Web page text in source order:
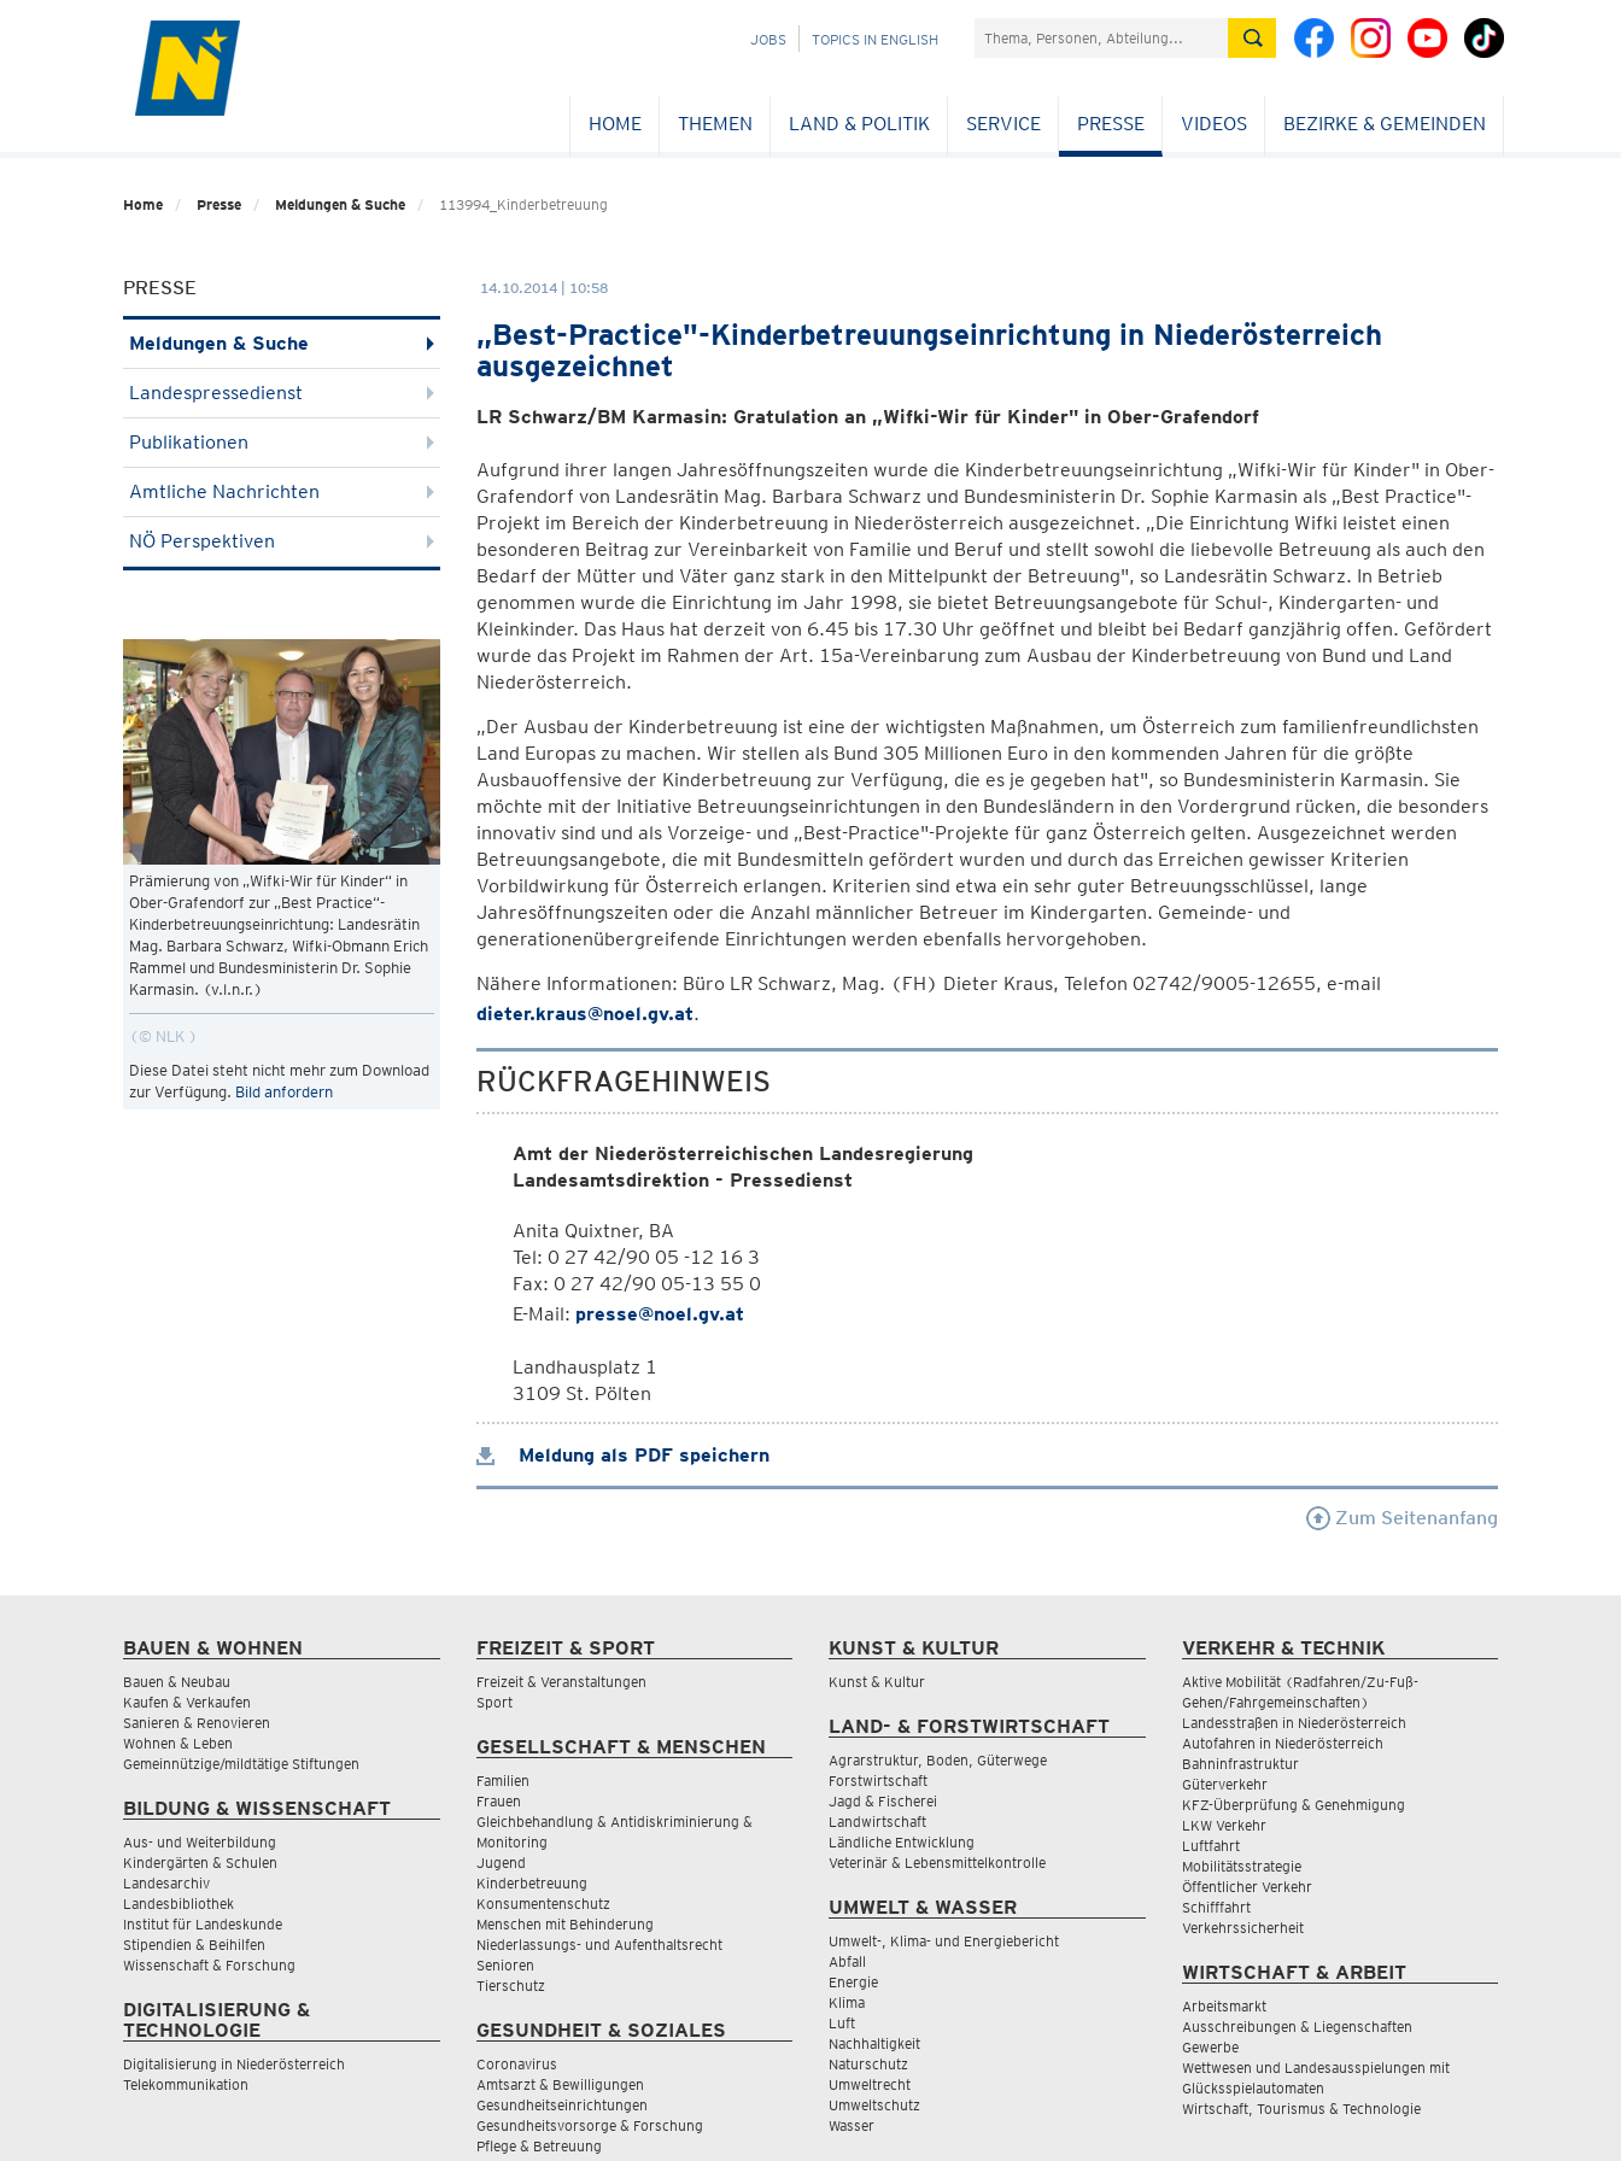
NAVIGATION
JOBS TOPICS IN ENGLISH Suchefeld
HOME THEMEN LAND & POLITIK SERVICE PRESSE VIDEOS BEZIRKE & GEMEINDEN
Home Presse Meldungen & Suche 113994_Kinderbetreuung
PRESSE
Meldungen & Suche
Landespressedienst
Publikationen
Amtliche Nachrichten
NÖ Perspektiven
Prämierung von „Wifki-Wir für Kinder“ in
Ober-Grafendorf zur „Best Practice“-
Kinderbetreuungseinrichtung: Landesrätin
Mag. Barbara Schwarz, Wifki-Obmann Erich
Rammel und Bundesministerin Dr. Sophie
Karmasin. (v.l.n.r.)
© NLK
Diese Datei steht nicht mehr zum Download
zur Verfügung. Bild anfordern
14.10.2014 | 10:58
„Best-Practice"-Kinderbetreuungseinrichtung in Niederösterreich
ausgezeichnet
LR Schwarz/BM Karmasin: Gratulation an „Wifki-Wir für Kinder" in Ober-Grafendorf
Aufgrund ihrer langen Jahresöffnungszeiten wurde die Kinderbetreuungseinrichtung „Wifki-Wir für Kinder" in Ober-
Grafendorf von Landesrätin Mag. Barbara Schwarz und Bundesministerin Dr. Sophie Karmasin als „Best Practice"-
Projekt im Bereich der Kinderbetreuung in Niederösterreich ausgezeichnet. „Die Einrichtung Wifki leistet einen
besonderen Beitrag zur Vereinbarkeit von Familie und Beruf und stellt sowohl die liebevolle Betreuung als auch den
Bedarf der Mütter und Väter ganz stark in den Mittelpunkt der Betreuung", so Landesrätin Schwarz. In Betrieb
genommen wurde die Einrichtung im Jahr 1998, sie bietet Betreuungsangebote für Schul-, Kindergarten- und
Kleinkinder. Das Haus hat derzeit von 6.45 bis 17.30 Uhr geöffnet und bleibt bei Bedarf ganzjährig offen. Gefördert
wurde das Projekt im Rahmen der Art. 15a-Vereinbarung zum Ausbau der Kinderbetreuung von Bund und Land
Niederösterreich.
„Der Ausbau der Kinderbetreuung ist eine der wichtigsten Maßnahmen, um Österreich zum familienfreundlichsten
Land Europas zu machen. Wir stellen als Bund 305 Millionen Euro in den kommenden Jahren für die größte
Ausbauoffensive der Kinderbetreuung zur Verfügung, die es je gegeben hat", so Bundesministerin Karmasin. Sie
möchte mit der Initiative Betreuungseinrichtungen in den Bundesländern in den Vordergrund rücken, die besonders
innovativ sind und als Vorzeige- und „Best-Practice"-Projekte für ganz Österreich gelten. Ausgezeichnet werden
Betreuungsangebote, die mit Bundesmitteln gefördert wurden und durch das Erreichen gewisser Kriterien
Vorbildwirkung für Österreich erlangen. Kriterien sind etwa ein sehr guter Betreuungsschlüssel, lange
Jahresöffnungszeiten oder die Anzahl männlicher Betreuer im Kindergarten. Gemeinde- und
generationenübergreifende Einrichtungen werden ebenfalls hervorgehoben.
Nähere Informationen: Büro LR Schwarz, Mag. (FH) Dieter Kraus, Telefon 02742/9005-12655, e-mail
dieter.kraus@noel.gv.at.
RÜCKFRAGEHINWEIS
Amt der Niederösterreichischen Landesregierung
Landesamtsdirektion - Pressedienst
Anita Quixtner, BA
Tel: 0 27 42/90 05 -12 16 3
Fax: 0 27 42/90 05-13 55 0
E-Mail: presse@noel.gv.at
Landhausplatz 1
3109 St. Pölten
Meldung als PDF speichern
Zum Seitenanfang
BAUEN & WOHNEN
Bauen & Neubau
Kaufen & Verkaufen
Sanieren & Renovieren
Wohnen & Leben
Gemeinnützige/mildtätige Stiftungen
BILDUNG & WISSENSCHAFT
Aus- und Weiterbildung
Kindergärten & Schulen
Landesarchiv
Landesbibliothek
Institut für Landeskunde
Stipendien & Beihilfen
Wissenschaft & Forschung
DIGITALISIERUNG &
TECHNOLOGIE
Digitalisierung in Niederösterreich
Telekommunikation
FREIZEIT & SPORT
Freizeit & Veranstaltungen
Sport
GESELLSCHAFT & MENSCHEN
Familien
Frauen
Gleichbehandlung & Antidiskriminierung &
Monitoring
Jugend
Kinderbetreuung
Konsumentenschutz
Menschen mit Behinderung
Niederlassungs- und Aufenthaltsrecht
Senioren
Tierschutz
GESUNDHEIT & SOZIALES
Coronavirus
Amtsarzt & Bewilligungen
Gesundheitseinrichtungen
Gesundheitsvorsorge & Forschung
Pflege & Betreuung
KUNST & KULTUR
Kunst & Kultur
LAND- & FORSTWIRTSCHAFT
Agrarstruktur, Boden, Güterwege
Forstwirtschaft
Jagd & Fischerei
Landwirtschaft
Ländliche Entwicklung
Veterinär & Lebensmittelkontrolle
UMWELT & WASSER
Umwelt-, Klima- und Energiebericht
Abfall
Energie
Klima
Luft
Nachhaltigkeit
Naturschutz
Umweltrecht
Umweltschutz
Wasser
VERKEHR & TECHNIK
Aktive Mobilität (Radfahren/Zu-Fuß-
Gehen/Fahrgemeinschaften)
Landesstraßen in Niederösterreich
Autofahren in Niederösterreich
Bahninfrastruktur
Güterverkehr
KFZ-Überprüfung & Genehmigung
LKW Verkehr
Luftfahrt
Mobilitätsstrategie
Öffentlicher Verkehr
Schifffahrt
Verkehrssicherheit
WIRTSCHAFT & ARBEIT
Arbeitsmarkt
Ausschreibungen & Liegenschaften
Gewerbe
Wettwesen und Landesausspielungen mit
Glücksspielautomaten
Wirtschaft, Tourismus & Technologie